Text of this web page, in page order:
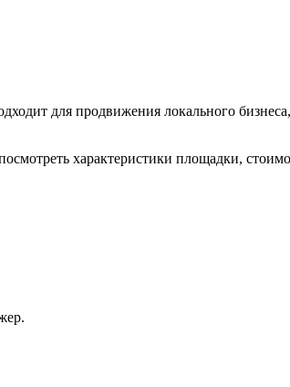
для продвижения локального
характеристики площадки,